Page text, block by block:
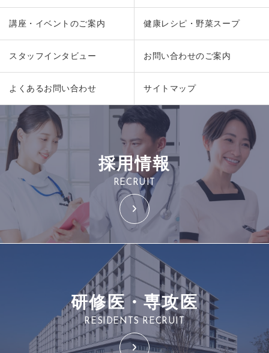
講座・イベントのご案内 健康レシピ・野菜スープ
スタッフインタビュー お問い合わせのご案内
よくあるお問い合わせ サイトマップ
採用情報
RECRUIT
研修医・専攻医
RESIDENTS RECRUIT